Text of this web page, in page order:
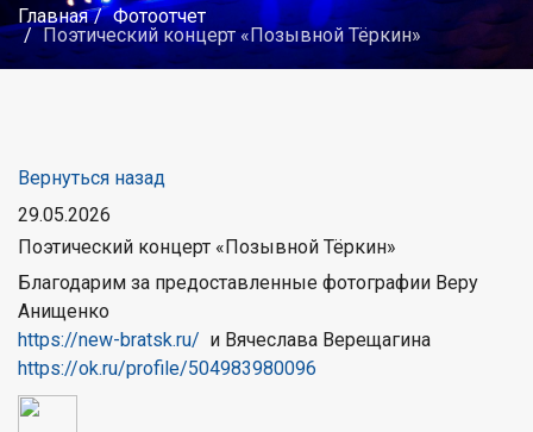
Главная
Фотоотчет
Поэтический концерт «Позывной Тёркин»
Вернуться назад
29.05.2026
Поэтический концерт «Позывной Тёркин»
Благодарим за предоставленные фотографии Веру
Анищенко
https://new-bratsk.ru/ и Вячеслава Верещагина
https://ok.ru/profile/504983980096